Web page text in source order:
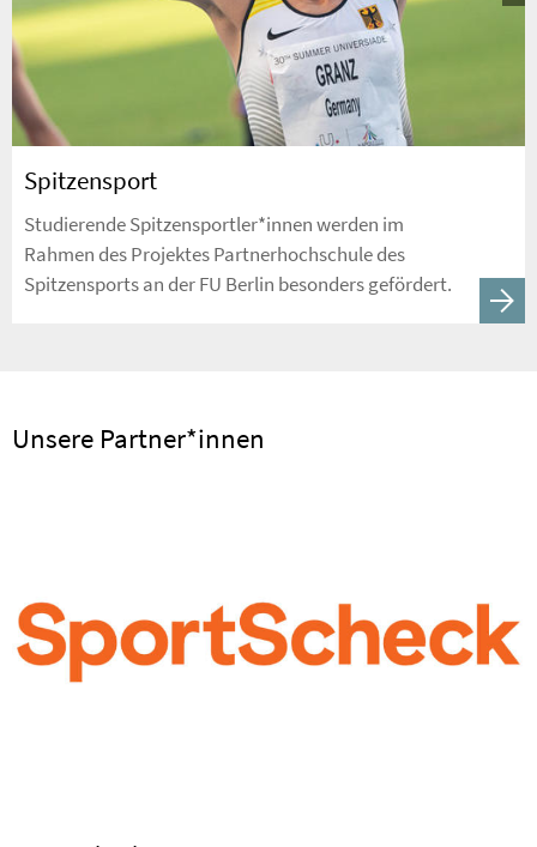
Spitzensport
Studierende Spitzensportler*innen werden im
Rahmen des Projektes Partnerhochschule des
Spitzensports an der FU Berlin besonders gefördert.
Unsere Partner*innen